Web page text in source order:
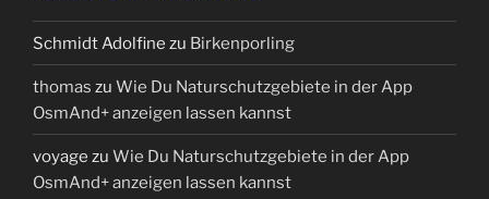
Schmidt Adolfine zu Birkenporling
thomas zu Wie Du Naturschutzgebiete in der App
OsmAnd+ anzeigen lassen kannst
voyage zu Wie Du Naturschutzgebiete in der App
OsmAnd+ anzeigen lassen kannst